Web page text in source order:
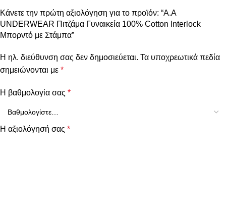
Κάνετε την πρώτη αξιολόγηση για το προϊόν: “A.A
UNDERWEAR Πιτζάμα Γυναικεία 100% Cotton Ιnterlock
Μπορντό με Στάμπα”
Η ηλ. διεύθυνση σας δεν δημοσιεύεται. Τα υποχρεωτικά πεδία
σημειώνονται με *
Η βαθμολογία σας *
Η αξιολόγησή σας *